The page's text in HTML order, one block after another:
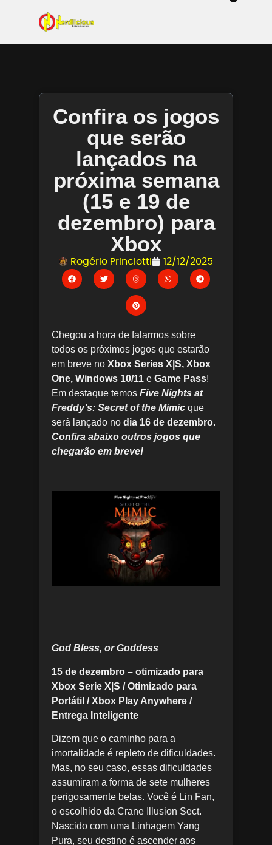
Confira os jogos
que serão
lançados na
próxima semana
(15 e 19 de
dezembro) para
Xbox
Rogério Princiotti 12/12/2025
Chegou a hora de falarmos sobre
todos os próximos jogos que estarão
em breve no Xbox Series X|S, Xbox
One, Windows 10/11 e Game Pass!
Em destaque temos Five Nights at
Freddy’s: Secret of the Mimic que
será lançado no dia 16 de dezembro.
Confira abaixo outros jogos que
chegarão em breve!
God Bless, or Goddess
15 de dezembro – otimizado para
Xbox Serie X|S / Otimizado para
Portátil / Xbox Play Anywhere /
Entrega Inteligente
Dizem que o caminho para a
imortalidade é repleto de dificuldades.
Mas, no seu caso, essas dificuldades
assumiram a forma de sete mulheres
perigosamente belas. Você é Lin Fan,
o escolhido da Crane Illusion Sect.
Nascido com uma Linhagem Yang
Pura, seu destino é ascender aos